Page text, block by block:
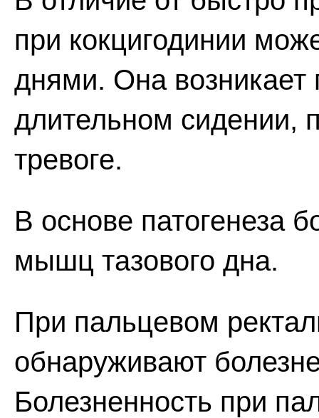
при кокцигодинии
днями. Она
длительном сидении,
тревоге.
В основе патогенеза
мышц тазового дна.
При пальцевом
обнаруживают
Болезненность при